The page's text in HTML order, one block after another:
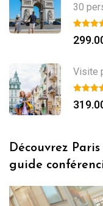
30
Visite
Découvrez
guide